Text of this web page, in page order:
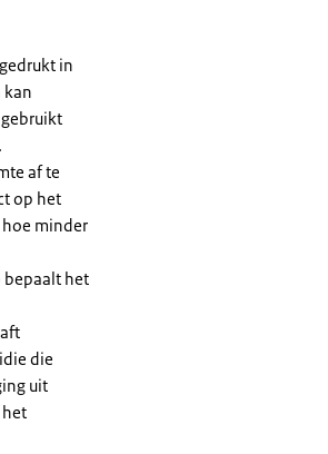
in
kan
af te
op het
hoe minder
bepaalt het
die
uit